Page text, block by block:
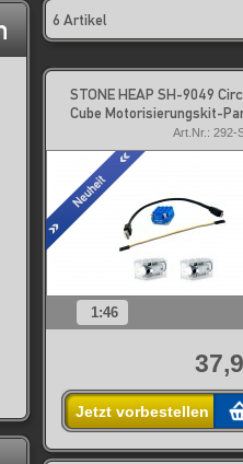
6 Artikel
STONE HEAP SH-9049
Cube Motorisierungskit-
Art.Nr.: 292-
1:46
Jetzt vorbestellen